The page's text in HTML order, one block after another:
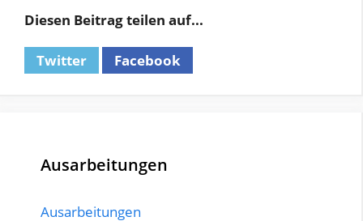
Diesen Beitrag teilen auf...
Twitter Facebook
Ausarbeitungen
Ausarbeitungen